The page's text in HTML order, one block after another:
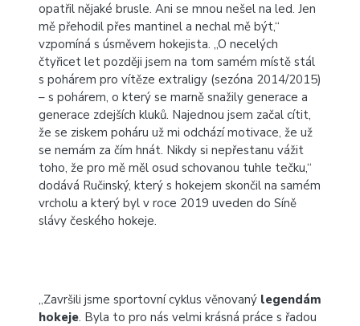
opatřil nějaké brusle. Ani se mnou nešel na led. Jen
mě přehodil přes mantinel a nechal mě být,“
vzpomíná s úsměvem hokejista. „O necelých
čtyřicet let později jsem na tom samém místě stál
s pohárem pro vítěze extraligy (sezóna 2014/2015)
– s pohárem, o který se marně snažily generace a
generace zdejších kluků. Najednou jsem začal cítit,
že se ziskem poháru už mi odchází motivace, že už
se nemám za čím hnát. Nikdy si nepřestanu vážit
toho, že pro mě měl osud schovanou tuhle tečku,“
dodává Ručinský, který s hokejem skončil na samém
vrcholu a který byl v roce 2019 uveden do Síně
slávy českého hokeje.
„Završili jsme sportovní cyklus věnovaný legendám
hokeje. Byla to pro nás velmi krásná práce s řadou